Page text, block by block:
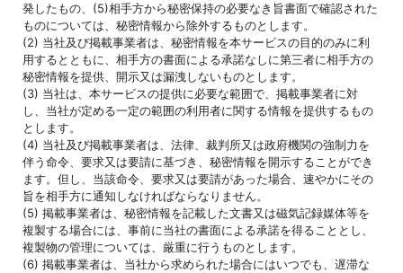
発したもの、(5)相手方から秘密保持の必要なき旨書面で確認された
ものについては、秘密情報から除外するものとします。
(2) 当社及び掲載事業者は、秘密情報を本サービスの目的のみに利
用するとともに、相手方の書面による承諾なしに第三者に相手方の
秘密情報を提供、開示又は漏洩しないものとします。
(3) 当社は、本サービスの提供に必要な範囲で、掲載事業者に対
し、当社が定める一定の範囲の利用者に関する情報を提供するもの
とします。
(4) 当社及び掲載事業者は、法律、裁判所又は政府機関の強制力を
伴う命令、要求又は要請に基づき、秘密情報を開示することができ
ます。但し、当該命令、要求又は要請があった場合、速やかにその
旨を相手方に通知しなければならなりません。
(5) 掲載事業者は、秘密情報を記載した文書又は磁気記録媒体等を
複製する場合には、事前に当社の書面による承諾を得ることとし、
複製物の管理については、厳重に行うものとします。
(6) 掲載事業者は、当社から求められた場合にはいつでも、遅滞な